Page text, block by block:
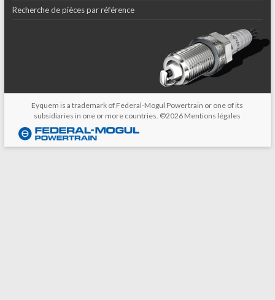
Recherche de pièces par référence
Eyquem is a trademark of Federal-Mogul Powertrain or one of its
subsidiaries in one or more countries. ©2026 Mentions légales